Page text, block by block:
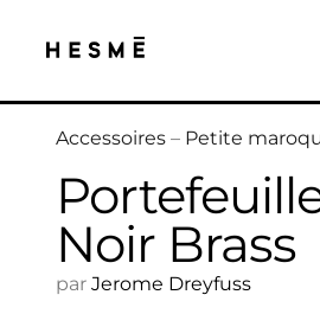
Accessoires – Petite
Noir Brass
par Jerome Dreyfuss